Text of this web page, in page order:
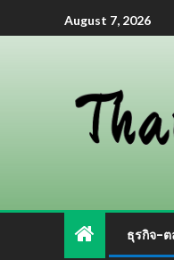
August 7, 2026
ธุรกิจ-